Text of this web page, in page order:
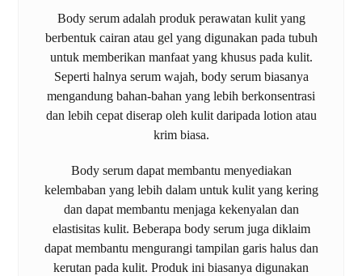
Body serum adalah produk perawatan kulit yang
berbentuk cairan atau gel yang digunakan pada tubuh
untuk memberikan manfaat yang khusus pada kulit.
Seperti halnya serum wajah, body serum biasanya
mengandung bahan-bahan yang lebih berkonsentrasi
dan lebih cepat diserap oleh kulit daripada lotion atau
krim biasa.
Body serum dapat membantu menyediakan
kelembaban yang lebih dalam untuk kulit yang kering
dan dapat membantu menjaga kekenyalan dan
elastisitas kulit. Beberapa body serum juga diklaim
dapat membantu mengurangi tampilan garis halus dan
kerutan pada kulit. Produk ini biasanya digunakan